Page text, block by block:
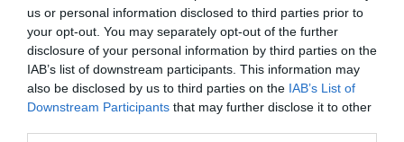
us or personal information disclosed to third parties prior to
your opt-out. You may separately opt-out of the further
disclosure of your personal information by third parties on the
IAB’s list of downstream participants. This information may
also be disclosed by us to third parties on the IAB’s List of
Downstream Participants that may further disclose it to other